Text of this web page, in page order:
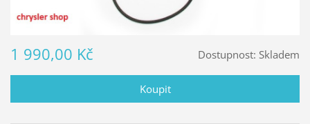
Dostupnost: Skladem
1 990,00 Kč